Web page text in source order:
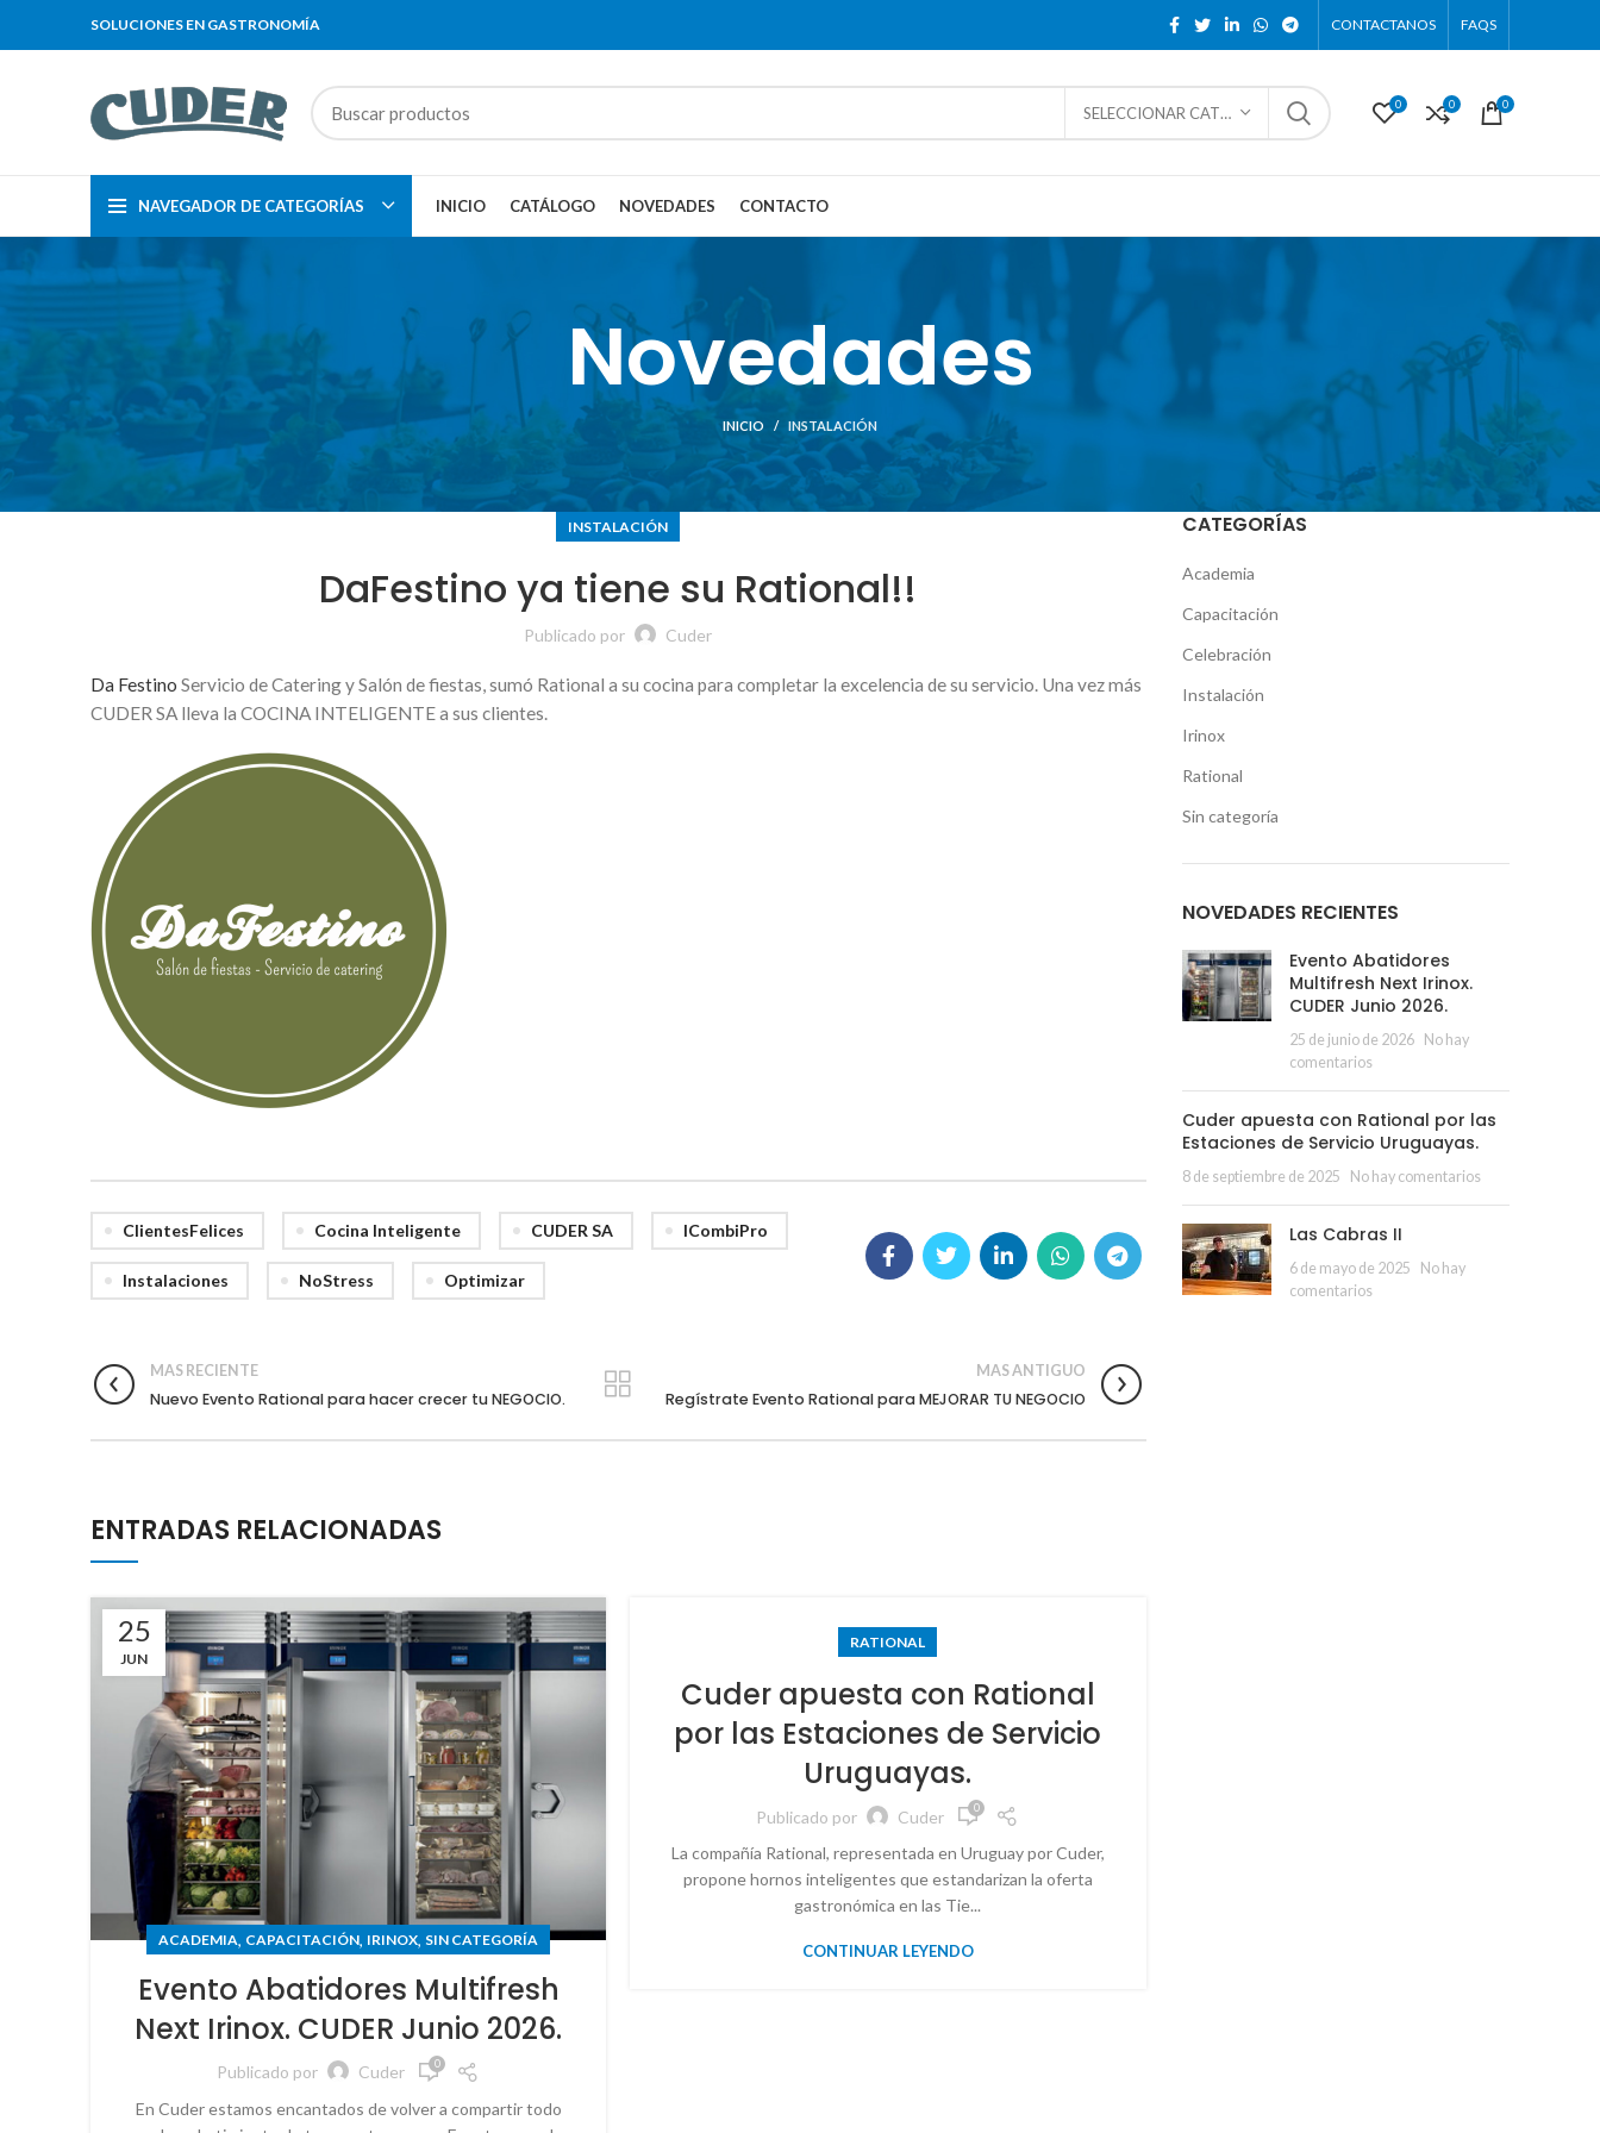
SOLUCIONES EN GASTRONOMÍA CONTACTANOS FAQS
SELECCIONAR CATEGORÍA 0 0 0
NAVEGADOR DE CATEGORÍAS INICIO CATÁLOGO NOVEDADES CONTACTO
Novedades
INICIO INSTALACIÓN
INSTALACIÓN
DaFestino ya tiene su Rational!!
Publicado por Cuder
Da Festino Servicio de Catering y Salón de fiestas, sumó Rational a su cocina para completar la excelencia de su servicio. Una vez más
CUDER SA lleva la COCINA INTELIGENTE a sus clientes.
ClientesFelices Cocina Inteligente CUDER SA ICombiPro
Instalaciones NoStress Optimizar
MAS RECIENTE
Nuevo Evento Rational para hacer crecer tu NEGOCIO.
MAS ANTIGUO
Regístrate Evento Rational para MEJORAR TU NEGOCIO
ENTRADAS RELACIONADAS
25
JUN
ACADEMIA, CAPACITACIÓN, IRINOX, SIN CATEGORÍA
Evento Abatidores Multifresh
Next Irinox. CUDER Junio 2026.
Publicado por Cuder 0
En Cuder estamos encantados de volver a compartir todo
RATIONAL
Cuder apuesta con Rational
por las Estaciones de Servicio
Uruguayas.
Publicado por Cuder 0
La compañía Rational, representada en Uruguay por Cuder,
propone hornos inteligentes que estandarizan la oferta
gastronómica en las Tie...
CONTINUAR LEYENDO
CATEGORÍAS
Academia
Capacitación
Celebración
Instalación
Irinox
Rational
Sin categoría
NOVEDADES RECIENTES
Evento Abatidores
Multifresh Next Irinox.
CUDER Junio 2026.
25 de junio de 2026
No hay
comentarios
Cuder apuesta con Rational por las
Estaciones de Servicio Uruguayas.
8 de septiembre de 2025 No hay comentarios
Las Cabras II
6 de mayo de 2025
No hay
comentarios